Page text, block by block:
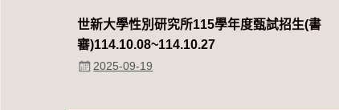
世新大學性別研究所115學年度甄試招生(書
審)114.10.08~114.10.27
2025-09-19